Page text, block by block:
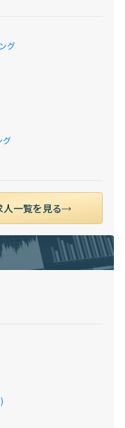
グ
グ
一覧を見る